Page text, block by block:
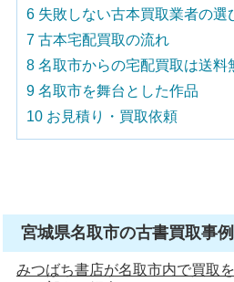
6 失敗しない古本買取業者の選
7 古本宅配買取の流れ
8 名取市からの宅配買取は送料
9 名取市を舞台とした作品
10 お見積り・買取依頼
宮城県名取市の古書買取事
みつばち書店が名取市内で買取